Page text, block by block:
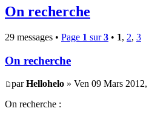
On recherche
29 messages • Page 1 sur3 • 1, 2, 3
On recherche
parHellohelo » Ven 09 Mars
On recherche :